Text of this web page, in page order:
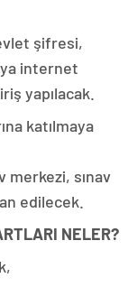
şifresi,
internet
yapılacak.
katılmaya
merkezi, sınav
edilecek.
NELER?